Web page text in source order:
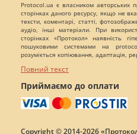
Protocol.ua є власником
сторінках даного ресурсу, якщо не
тексти, коментарі, статті,
аудіо, інші матеріали. При
сторінках «Протокол» наявність
пошуковими системами на
розуміється копіювання, адаптація,
Повний текст
Приймаємо до оплати
Copyright © 2014-2026